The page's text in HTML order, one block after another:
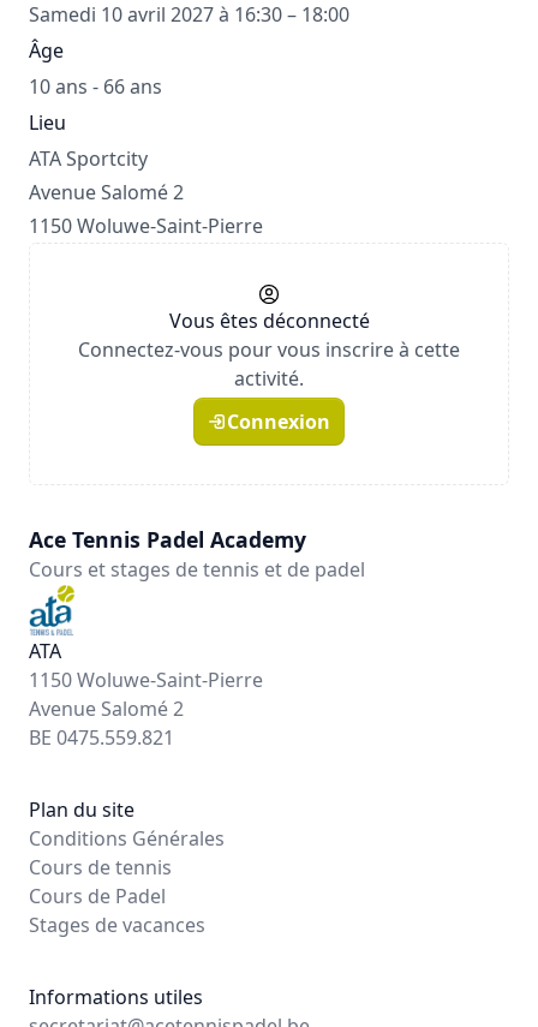
Samedi 10 avril 2027 à 16:30 – 18:00
Âge
10 ans - 66 ans
Lieu
ATA Sportcity
Avenue Salomé 2
1150 Woluwe-Saint-Pierre
Vous êtes déconnecté
Connectez-vous pour vous inscrire à cette
activité.
Connexion
Ace Tennis Padel Academy
Cours et stages de tennis et de padel
ATA
1150 Woluwe-Saint-Pierre
Avenue Salomé 2
BE 0475.559.821
Plan du site
Conditions Générales
Cours de tennis
Cours de Padel
Stages de vacances
Informations utiles